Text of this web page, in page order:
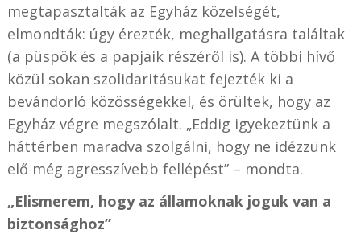
megtapasztalták az Egyház közelségét,
elmondták: úgy érezték, meghallgatásra találtak
(a püspök és a papjaik részéről is). A többi hívő
közül sokan szolidaritásukat fejezték ki a
bevándorló közösségekkel, és örültek, hogy az
Egyház végre megszólalt. „Eddig igyekeztünk a
háttérben maradva szolgálni, hogy ne idézzünk
elő még agresszívebb fellépést” – mondta.
„Elismerem, hogy az államoknak joguk van a
biztonsághoz”